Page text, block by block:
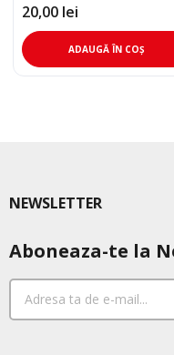
20,00 lei
ADAUGĂ ÎN COȘ
NEWSLETTER
Aboneaza-te la